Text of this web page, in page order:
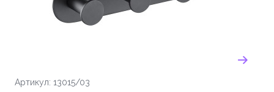
Артикул: 13015/03